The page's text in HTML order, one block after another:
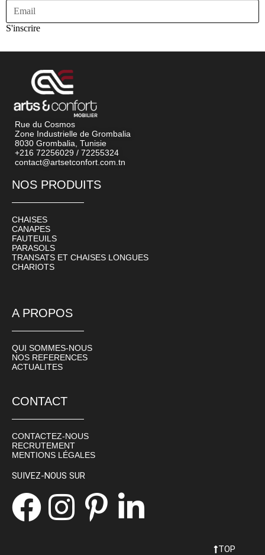
S'inscrire
Rue du Cosmos
Zone Industrielle de Grombalia
8030 Grombalia, Tunisie
+216 72256029 / 72255324
contact@artsetconfort.com.tn
NOS PRODUITS
CHAISES
CANAPES
FAUTEUILS
PARASOLS
TRANSATS ET CHAISES LONGUES
CHARIOTS
A PROPOS
QUI SOMMES-NOUS
NOS REFERENCES
ACTUALITES
CONTACT
CONTACTEZ-NOUS
RECRUTEMENT
MENTIONS LÉGALES
SUIVEZ-NOUS SUR
TOP